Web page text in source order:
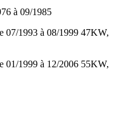
à 09/1985
07/1993 à 08/1999 47KW,
01/1999 à 12/2006 55KW,